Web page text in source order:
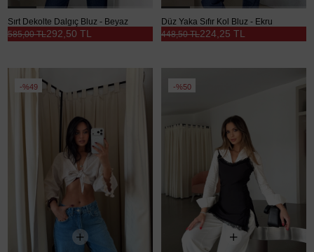
Sırt Dekolte Dalgıç Bluz - Beyaz
292,50 TL
585,00 TL
Düz Yaka Sıfır Kol Bluz - Ekru
224,25 TL
448,50 TL
%49 %50